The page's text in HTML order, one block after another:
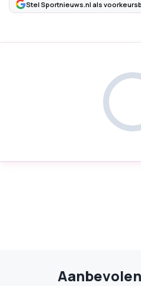
Stel Sportnieuws.nl als